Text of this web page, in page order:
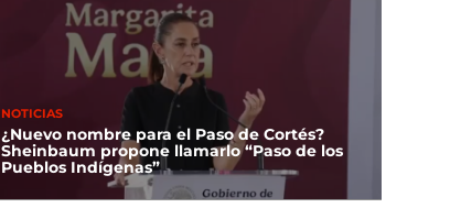
NOTICIAS
¿Nuevo nombre para el Paso de Cortés?
Sheinbaum propone llamarlo “Paso de los
Pueblos Indígenas”